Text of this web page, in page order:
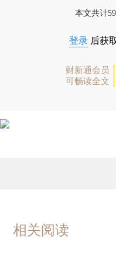
本文共计
登录 后获
财新通会员
可畅读全文
相关阅读